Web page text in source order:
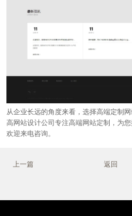
从企业长远的角度来看，选择高端定制
高网站设计公司专注高端网站定制，为
欢迎来电咨询。
上一篇 返回